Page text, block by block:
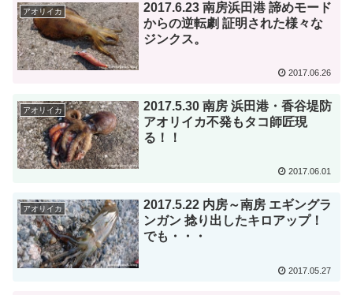
アオリイカ
2017.6.23 南房浜田港 諦めモード
からの逆転劇 証明された様々な
ジンクス。
2017.06.26
アオリイカ
2017.5.30 南房 浜田港・香谷堤防
アオリイカ不発もタコ師匠現
る！！
2017.06.01
アオリイカ
2017.5.22 内房～南房 エギングラ
ンガン 捻り出したキロアップ！
でも・・・
2017.05.27